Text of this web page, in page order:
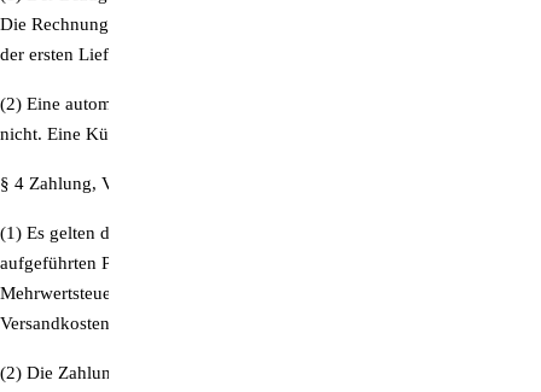
Die Rechnungsstellung erfolgt für ein Jahr im Voraus und erfolgt mit
der ersten Lieferung.
(2) Eine automatische Verlängerung des Jahresabonnements erfolgt
nicht. Eine Kündigung des Vertrages ist nicht notwendig.
§ 4 Zahlung, Verzug
(1) Es gelten die zum Zeitpunkt der Bestellung auf unserer Website
aufgeführten Preise. Alle Preise gelten inklusive der gesetzlichen
Mehrwertsteuer sowie zuzüglich der jeweils aufgeführten
Versandkosten.
(2) Die Zahlung des Kaufpreises ist möglich per